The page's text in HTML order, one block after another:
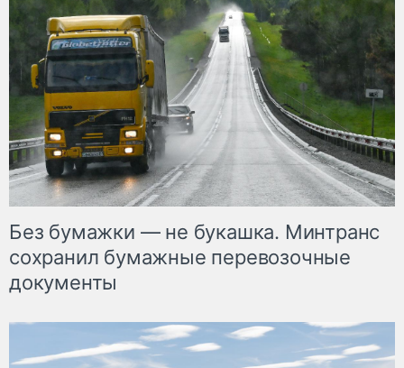
Без бумажки — не букашка. Минтранс
сохранил бумажные перевозочные
документы